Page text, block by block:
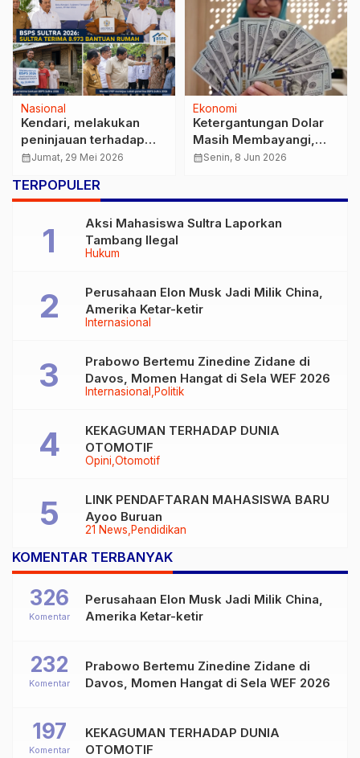
Nasional
Kendari, melakukan
peninjauan terhadap
penerima bantuan BSPS
calendar_monthJumat, 29 Mei 2026
Ekonomi
Ketergantungan Dolar
Masih Membayangi,
Indonesia Perlu Perkuat
calendar_monthSenin, 8 Jun 2026
TERPOPULER
Hukum
Aksi Mahasiswa Sultra Laporkan
Tambang Ilegal
Internasional
Perusahaan Elon Musk Jadi Milik China,
Amerika Ketar-ketir
Internasional Politik
Prabowo Bertemu Zinedine Zidane di
Davos, Momen Hangat di Sela WEF 2026
Opini Otomotif
KEKAGUMAN TERHADAP DUNIA
OTOMOTIF
21 News Pendidikan
LINK PENDAFTARAN MAHASISWA BARU
Ayoo Buruan
KOMENTAR TERBANYAK
Perusahaan Elon Musk Jadi Milik China,
Amerika Ketar-ketir
326
Komentar
Prabowo Bertemu Zinedine Zidane di
Davos, Momen Hangat di Sela WEF 2026
232
Komentar
KEKAGUMAN TERHADAP DUNIA
OTOMOTIF
197
Komentar